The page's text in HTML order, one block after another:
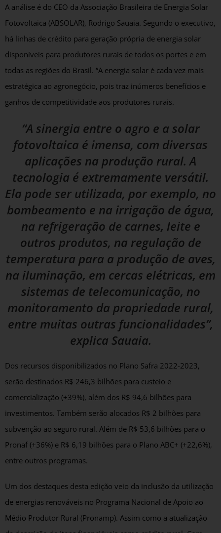
A análise é do CEO da Associação Brasileira de Energia Solar
Fotovoltaica (ABSOLAR), Rodrigo Sauaia. Segundo o executivo,
há linhas de crédito para geração própria de energia solar
disponíveis para produtores rurais de todos os portes e em
todas as regiões do Brasil. “A energia solar é cada vez mais
estratégica ao agronegócio, pois traz inúmeros benefícios e
ganhos de competitividade aos produtores rurais.
“A sinergia entre o agro e a solar
fotovoltaica é imensa, com diversas
aplicações na produção rural. A
tecnologia é extremamente versátil.
Ela pode ser utilizada, por exemplo, no
bombeamento e na irrigação de água,
na refrigeração de carnes, leite e
outros produtos, na regulação de
temperatura para a produção de aves,
na iluminação, em cercas elétricas, em
sistemas de telecomunicação, no
monitoramento da propriedade rural,
entre muitas outras funcionalidades”,
explica Sauaia.
Dos recursos disponibilizados no Plano Safra 2022-2023,
serão destinados R$ 246,3 bilhões para custeio e
comercialização (+39%), além dos R$ 94,6 bilhões para
investimentos. Também serão alocados R$ 2 bilhões para
subvenção ao seguro rural. Além de R$ 53,6 bilhões para o
Pronaf (+36%) e R$ 6,19 bilhões para o Plano ABC+ (+22,6%),
entre outros programas.
Um dos destaques desta edição veio da inclusão da utilização
de energias renováveis no Programa Nacional de Apoio ao
Médio Produtor Rural (Pronamp). Assim como a atualização